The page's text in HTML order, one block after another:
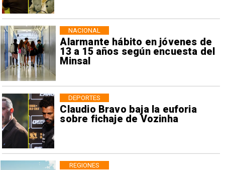
Alarmante hábito en jóvenes de
13 a 15 años según encuesta del
Minsal
NACIONAL
Claudio Bravo baja la euforia
sobre fichaje de Vozinha
DEPORTES
REGIONES